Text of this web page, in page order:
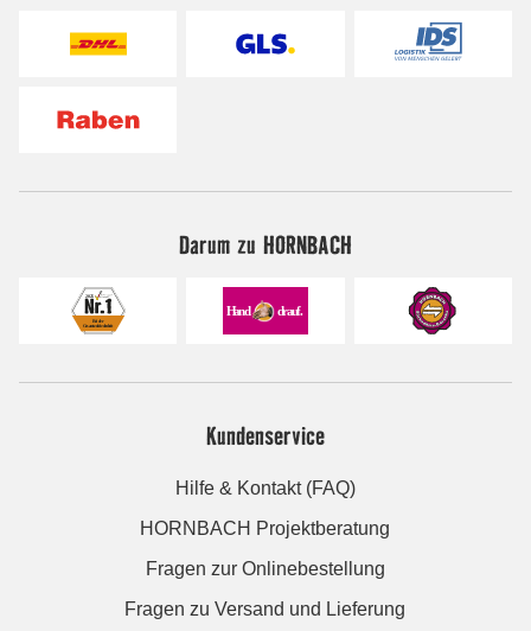
Darum zu HORNBACH
Kundenservice
Hilfe & Kontakt (FAQ)
HORNBACH Projektberatung
Fragen zur Onlinebestellung
Fragen zu Versand und Lieferung